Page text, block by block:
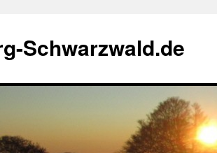
Schwarzwald.de